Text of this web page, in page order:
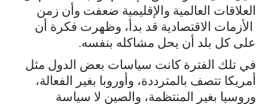
العلاقات العالمية والإقليمية ضعفت وأن زمن
الأزمات الاقتصادية قد بدأ، وظهرت فكرة أن
على كل بلد أن يحل مشاكله بنفسه.
في تلك الفترة كانت سياسات بعض الدول مثل
أمريكا تتصف بالمترددة، وأوروبا بغير الفعالة،
وروسيا بغير المنتظمة، والصين لا سياسة